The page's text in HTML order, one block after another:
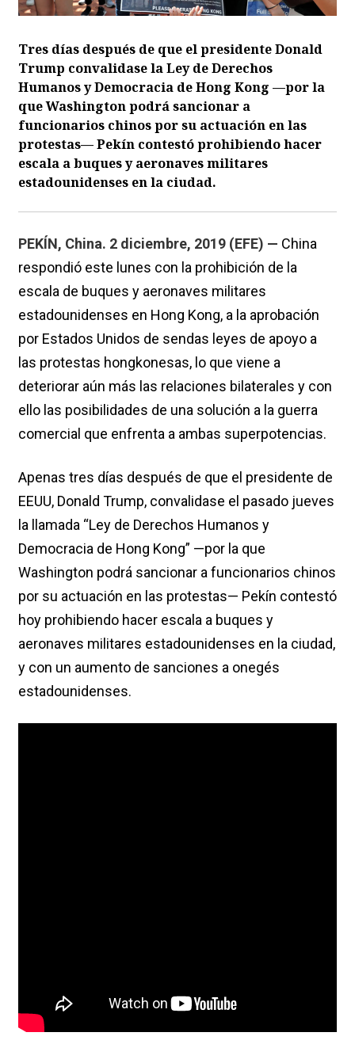
Tres días después de que el presidente Donald
Trump convalidase la Ley de Derechos
Humanos y Democracia de Hong Kong —por la
que Washington podrá sancionar a
funcionarios chinos por su actuación en las
protestas— Pekín contestó prohibiendo hacer
escala a buques y aeronaves militares
estadounidenses en la ciudad.
PEKÍN, China. 2 diciembre, 2019 (EFE) — China
respondió este lunes con la prohibición de la
escala de buques y aeronaves militares
estadounidenses en Hong Kong, a la aprobación
por Estados Unidos de sendas leyes de apoyo a
las protestas hongkonesas, lo que viene a
deteriorar aún más las relaciones bilaterales y con
ello las posibilidades de una solución a la guerra
comercial que enfrenta a ambas superpotencias.
Apenas tres días después de que el presidente de
EEUU, Donald Trump, convalidase el pasado jueves
la llamada “Ley de Derechos Humanos y
Democracia de Hong Kong” —por la que
Washington podrá sancionar a funcionarios chinos
por su actuación en las protestas— Pekín contestó
hoy prohibiendo hacer escala a buques y
aeronaves militares estadounidenses en la ciudad,
y con un aumento de sanciones a onegés
estadounidenses.